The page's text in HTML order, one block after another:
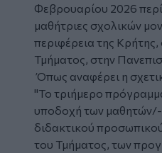
Φεβρουαρίου 2026
μαθήτριες σχολικών
περιφέρεια της Κρήτης,
Τμήματος, στην
Όπως αναφέρει η
"Το τριήμερο
υποδοχή των
διδακτικού
του Τμήματος, των